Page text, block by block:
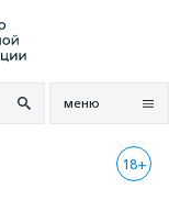
меню
18+